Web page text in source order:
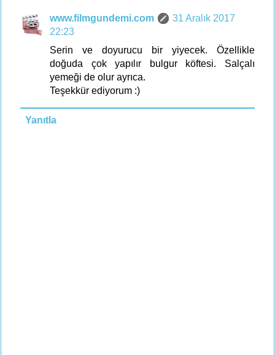
www.filmgundemi.com
31 Aralık 2017
22:23
Serin ve doyurucu bir yiyecek. Özellikle
doğuda çok yapılır bulgur köftesi. Salçalı
yemeği de olur ayrıca.
Teşekkür ediyorum :)
Yanıtla